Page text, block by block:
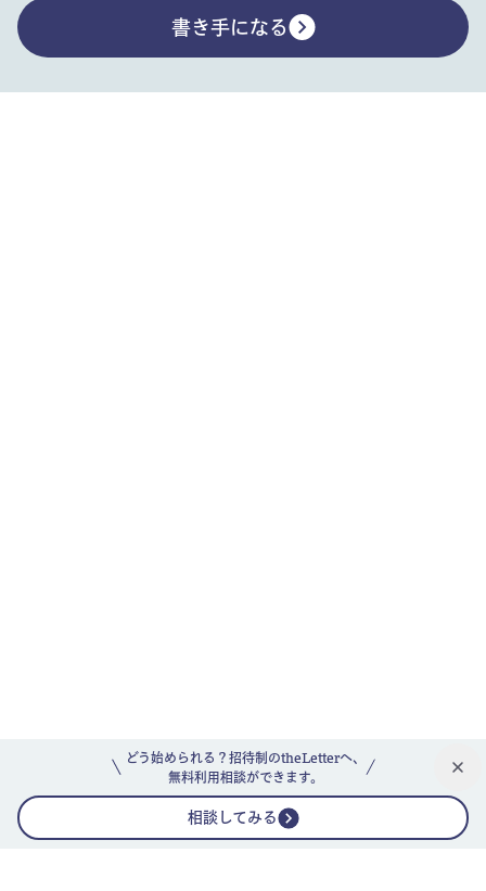
どう始められる？招待制のtheLetterへ、
無料利用相談ができます。
相談してみる
書き手になる